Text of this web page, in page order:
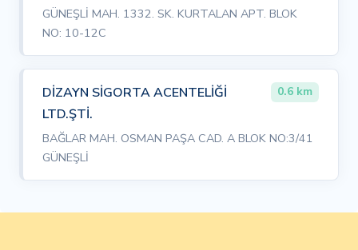
GÜNEŞLİ MAH. 1332. SK. KURTALAN APT. BLOK
NO: 10-12C
DİZAYN SİGORTA ACENTELİĞİ
LTD.ŞTİ.
0.6 km
BAĞLAR MAH. OSMAN PAŞA CAD. A BLOK NO:3/41
GÜNEŞLİ